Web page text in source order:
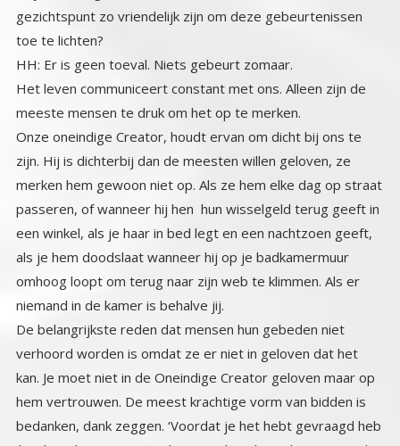
toe te lichten?
HH: Er is geen toeval. Niets gebeurt zomaar.
Het leven communiceert constant met ons. Alleen zijn de
meeste mensen te druk om het op te merken.
Onze oneindige Creator, houdt ervan om dicht bij ons te
zijn. Hij is dichterbij dan de meesten willen geloven, ze
merken hem gewoon niet op. Als ze hem elke dag op straat
passeren, of wanneer hij hen hun wisselgeld terug geeft in
een winkel, als je haar in bed legt en een nachtzoen geeft,
als je hem doodslaat wanneer hij op je badkamermuur
omhoog loopt om terug naar zijn web te klimmen. Als er
niemand in de kamer is behalve jij.
De belangrijkste reden dat mensen hun gebeden niet
verhoord worden is omdat ze er niet in geloven dat het
kan. Je moet niet in de Oneindige Creator geloven maar op
hem vertrouwen. De meest krachtige vorm van bidden is
bedanken, dank zeggen. ‘Voordat je het hebt gevraagd heb
ik je het al gegeven.’ Dankzeggen betekent dat je weet dat
onze Oneindige Creator voor je zorgt zoals hij heeft
beloofd, en daar dankbaar voor zijn, zelfs voordat je
resultaten ziet. Hoe meer vertrouwen we hebben in de